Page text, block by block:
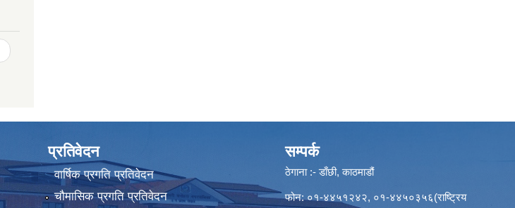
प्रतिवेदन
वार्षिक प्रगति प्रतिवेदन
चौमासिक प्रगति प्रतिवेदन
सम्पर्क
ठेगाना :- डाँछी, काठमाडौं
फोन: ०१-४४५१२४२, ०१-४४५०३५६(राष्ट्रिय